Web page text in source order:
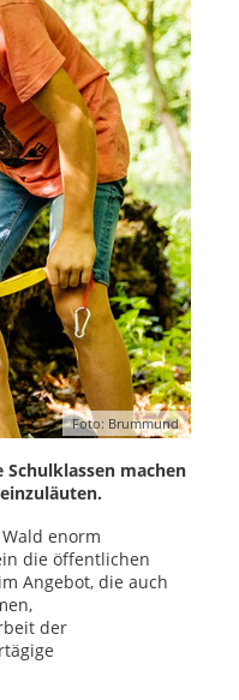
Foto: Brummund
machen
enorm
die öffentlichen
Angebot, die auch
der